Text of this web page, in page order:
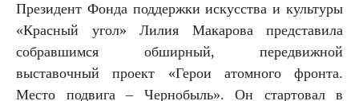
Президент Фонда поддержки искусства и культуры
«Красный угол» Лилия Макарова представила
собравшимся обширный, передвижной
выставочный проект «Герои атомного фронта.
Место подвига – Чернобыль». Он стартовал в